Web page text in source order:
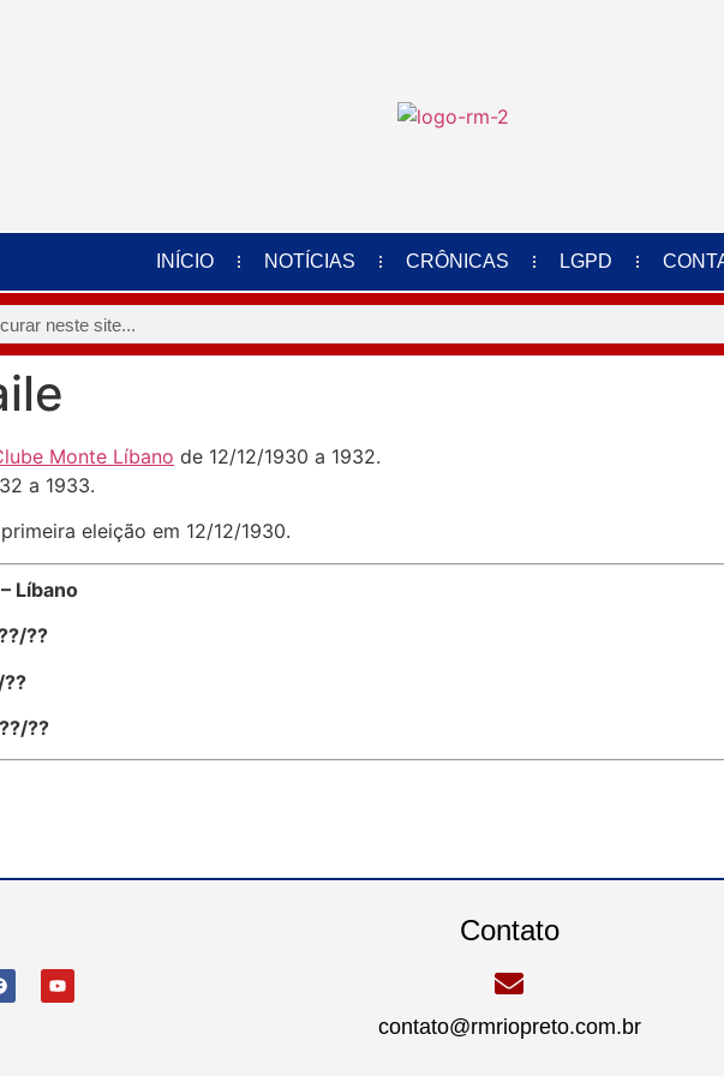
INÍCIO NOTÍCIAS CRÔNICAS LGPD
Monte Líbano de 12/12/1930 a 1932.
a 1933.
eleição em 12/12/1930.
Líbano
??
??
Contato
contato@rmriopreto.com.br